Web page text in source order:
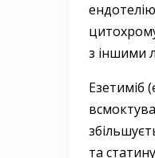
з іншими
Езетиміб
та